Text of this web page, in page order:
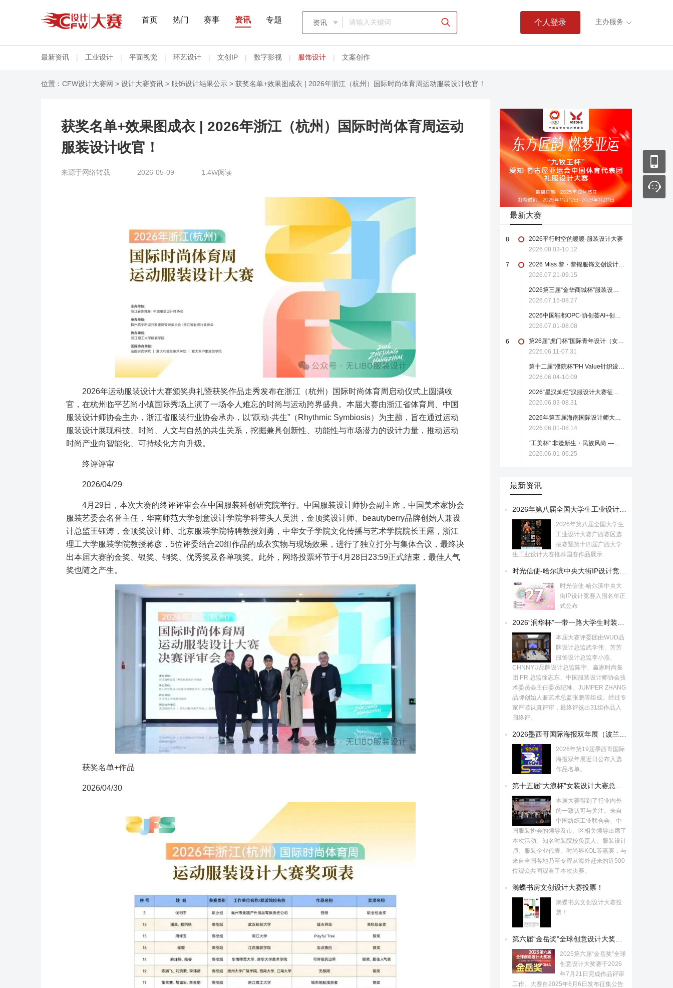
首页 热门 赛事 资讯 专题 资讯   个人登录 主办服务 
最新资讯 | 工业设计 | 平面视觉 | 环艺设计 | 文创IP | 数字影视 | 服饰设计 | 文案创作
位置： CFW设计大赛网 > 设计大赛资讯 > 服饰设计结果公示 > 获奖名单+效果图成衣 | 2026年浙江（杭州）国际时尚体育周运动服装设计收官！
获奖名单+效果图成衣 | 2026年浙江（杭州）国际时尚体育周运动
服装设计收官！
来源于网络转载 2026-05-09 1.4W阅读
2026年运动服装设计大赛颁奖典礼暨获奖作品走秀发布在浙江（杭州）国际时尚体育周启动仪式上圆满收
官，在杭州临平艺尚小镇国际秀场上演了一场令人难忘的时尚与运动跨界盛典。本届大赛由浙江省体育局、中国
服装设计师协会主办，浙江省服装行业协会承办，以“跃动·共生”（Rhythmic Symbiosis）为主题，旨在通过运动
服装设计展现科技、时尚、人文与自然的共生关系，挖掘兼具创新性、功能性与市场潜力的设计力量，推动运动
时尚产业向智能化、可持续化方向升级。
终评评审
2026/04/29
4月29日，本次大赛的终评评审会在中国服装科创研究院举行。中国服装设计师协会副主席，中国美术家协会
服装艺委会名誉主任，华南师范大学创意设计学院学科带头人吴洪，金顶奖设计师、beautyberry品牌创始人兼设
计总监王钰涛，金顶奖设计师、北京服装学院特聘教授刘勇，中华女子学院文化传播与艺术学院院长王露，浙江
理工大学服装学院教授蒋彦，5位评委结合20组作品的成衣实物与现场效果，进行了独立打分与集体合议，最终决
出本届大赛的金奖、银奖、铜奖、优秀奖及各单项奖。此外，网络投票环节于4月28日23:59正式结束，最佳人气
奖也随之产生。
获奖名单+作品
2026/04/30
最新大赛
8
2026平行时空的暖暖·服装设计大赛
2026.08.03-10.12
7
2026 Miss 黎・黎锦服饰文创设计大赛
2026.07.21-09.15
2026第三届“金华商城杯”服装设计大赛（截至2026年8月27日）
2026.07.15-08.27
2026中国鞋都OPC·协创荟AI+创意设计大赛
2026.07.01-08.08
6
第26届“虎门杯”国际青年设计（女装）大赛
2026.06.11-07.31
第十二届“濮院杯”PH Value针织设计师大赛
2026.06.04-10.09
2026“星汉灿烂”汉服设计大赛征稿启事（截至2026.8.31）
2026.06.03-08.31
2026年第五届海南国际设计师大赛作品征集
2026.06.01-08.14
“工美杯” 非遗新生・民族风尚 —— 全国现代时尚首饰设计大赛火热报名中
2026.06.01-06.25
最新资讯
2026年第八届全国大学生
工业设计大赛广西赛区选
拔赛暨第十四届广西大学
生工业设计大赛推荐国赛作品展示
时光信使-哈尔滨中央大
街IP设计竞赛入围名单正
式公布
本届大赛评委团由WUD品
牌设计总监武学伟、芳芳
服饰设计总监李小燕、
CHNNYU品牌设计总监陈宇、赢家时尚集
团 PR 总监徐志东、中国服装设计师协会技
术委员会主任委员纪琳、JUMPER ZHANG
品牌创始人兼艺术总监张鹏等组成。经过专
家严谨认真评审，最终评选出31组作品入
围终评。
2026年第19届墨西哥国际
海报双年展近日公布入选
作品名单。
本届大赛得到了行业内外
的一致认可与关注。来自
中国纺织工业联合会、中
国服装协会的领导及市、区相关领导出席了
本次活动。知名时装院校负责人、服装设计
师、服装企业代表、时尚界KOL等嘉宾，与
来自全国各地乃至专程从海外赶来的近500
位观众共同观看了本次决赛。
漪蝶书房文创设计大赛投票！
漪蝶书房文创设计大赛投
票！
2025第六届“金岳奖”全球
创意设计大奖赛于2026
年7月21日完成作品评审
工作。大赛自2025年6月6日发布征集公告